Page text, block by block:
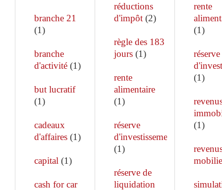
branche 21
(1)
branche
d'activité (1)
but lucratif
(1)
cadeaux
d'affaires (1)
capital (1)
cash for car
réductions
d'impôt(2)
règle des 183
jours(1)
rente
alimentaire
(1)
réserve
d'investissement
(1)
réserve de
liquidation
rente
(1)
réserve
(1)
(1)